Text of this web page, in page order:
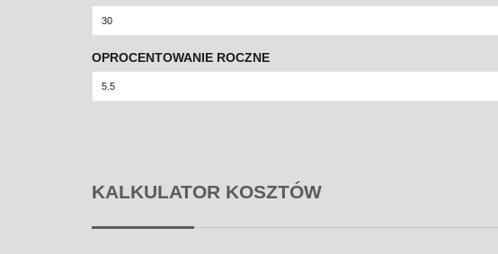
OPROCENTOWANIE ROCZNE
KALKULATOR KOSZTÓW